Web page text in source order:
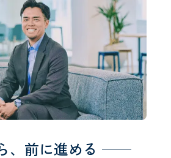
、前に進める ——